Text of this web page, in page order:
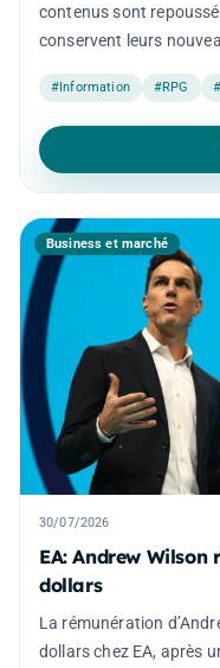
contenus sont
conservent leurs
#Information #RPG
Business et marché
30/07/2026
EA: Andrew Wilson
dollars
La rémunération
dollars chez EA, après